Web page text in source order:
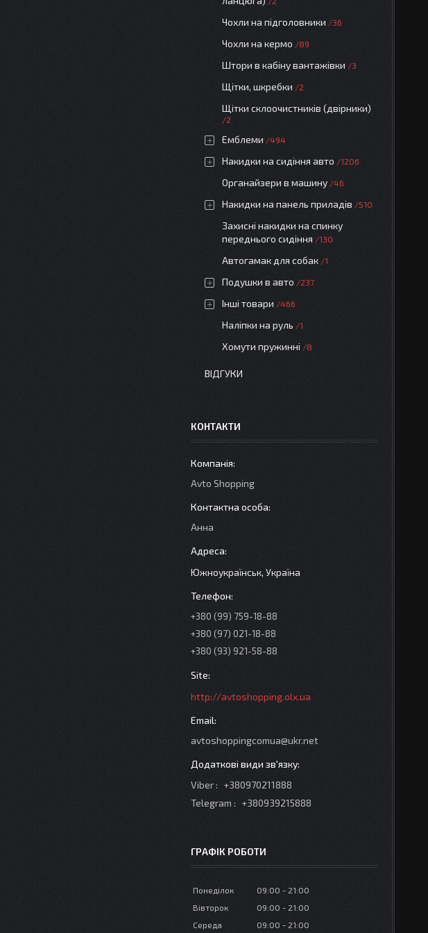
Чохли на підголовники 36
Чохли на кермо 89
Штори в кабіну вантажівки 3
Щітки, шкребки 2
Щітки склоочистників (двірники)
2
Емблеми 494
Накидки на сидіння авто 1206
Органайзери в машину 46
Накидки на панель приладів 510
Захисні накидки на спинку
переднього сидіння
130
Автогамак для собак 1
Подушки в авто 237
Інші товари 466
Наліпки на руль 1
Хомути пружинні 8
ВІДГУКИ
КОНТАКТИ
Avto Shopping
Анна
Южноукраїнськ, Україна
+380 (99) 759-18-88
+380 (97) 021-18-88
+380 (93) 921-58-88
http://avtoshopping.olx.ua
avtoshoppingcomua@ukr.net
Viber
+380970211888
Telegram
+380939215888
ГРАФІК РОБОТИ
Понеділок 09:00
21:00
Вівторок
09:00
21:00
Середа
09:00 21:00